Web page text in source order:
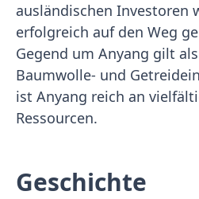
ausländischen Investoren
erfolgreich auf den Weg
Gegend um Anyang gilt
Baumwolle- und
ist Anyang reich an
Ressourcen.
Geschichte